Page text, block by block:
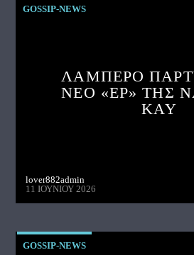
GOSSIP-NEWS
ΛΑΜΠΕΡΟ
ΝΕΟ «EP» ΤΗΣ
KAY
lover882admin
11 ΙΟΥΝΊΟΥ 2026
GOSSIP-NEWS